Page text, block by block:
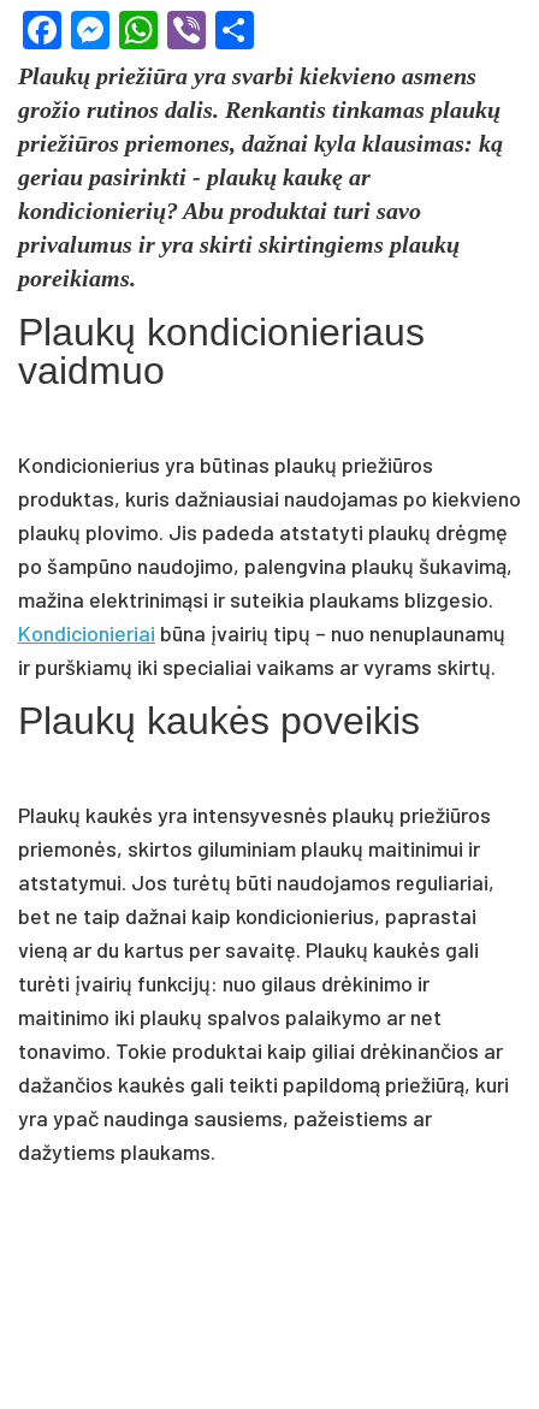
Facebook
Messenger
WhatsApp
Viber
Plaukų priežiūra yra svarbi kiekvieno asmens
grožio rutinos dalis. Renkantis tinkamas plaukų
priežiūros priemones, dažnai kyla klausimas: ką
geriau pasirinkti - plaukų kaukę ar
kondicionierių? Abu produktai turi savo
privalumus ir yra skirti skirtingiems plaukų
poreikiams.
Plaukų kondicionieriaus
vaidmuo
Kondicionierius yra būtinas plaukų priežiūros
produktas, kuris dažniausiai naudojamas po kiekvieno
plaukų plovimo. Jis padeda atstatyti plaukų drėgmę
po šampūno naudojimo, palengvina plaukų šukavimą,
mažina elektrinimąsi ir suteikia plaukams blizgesio.
Kondicionieriai būna įvairių tipų – nuo nenuplaunamų
ir purškiamų iki specialiai vaikams ar vyrams skirtų.
Plaukų kaukės poveikis
Plaukų kaukės yra intensyvesnės plaukų priežiūros
priemonės, skirtos giluminiam plaukų maitinimui ir
atstatymui. Jos turėtų būti naudojamos reguliariai,
bet ne taip dažnai kaip kondicionierius, paprastai
vieną ar du kartus per savaitę. Plaukų kaukės gali
turėti įvairių funkcijų: nuo gilaus drėkinimo ir
maitinimo iki plaukų spalvos palaikymo ar net
tonavimo. Tokie produktai kaip giliai drėkinančios ar
dažančios kaukės gali teikti papildomą priežiūrą, kuri
yra ypač naudinga sausiems, pažeistiems ar
dažytiems plaukams.